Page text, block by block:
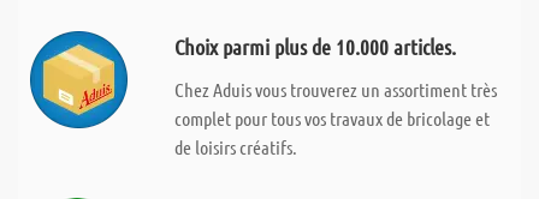
Choix parmi plus de 10.000 articles.
Chez Aduis vous trouverez un assortiment très
complet pour tous vos travaux de bricolage et
de loisirs créatifs.